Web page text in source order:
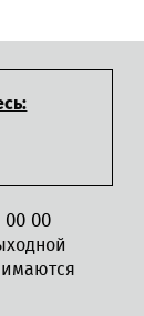
00 00